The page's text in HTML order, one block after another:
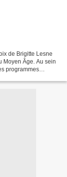
de Brigitte Lesne
Moyen Âge. Au sein
programmes